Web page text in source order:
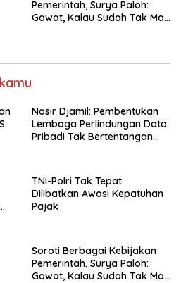
Pemerintah, Surya Paloh:
Gawat, Kalau Sudah Tak Mau
Nasir Djamil: Pembentukan
Lembaga Perlindungan Data
Pribadi Tak Bertentangan
TNI-Polri Tak Tepat
Dilibatkan Awasi Kepatuhan
Pajak
Soroti Berbagai Kebijakan
Pemerintah, Surya Paloh:
Gawat, Kalau Sudah Tak Mau